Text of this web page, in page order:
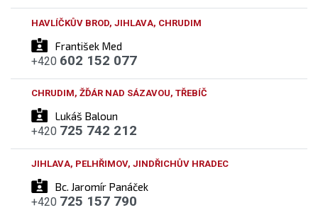
František Med
HAVLÍČKŮV BROD, JIHLAVA, CHRUDIM
+420 602 152 077
Lukáš Baloun
CHRUDIM, ŽĎÁR NAD SÁZAVOU, TŘEBÍČ
+420 725 742 212
Bc. Jaromír Panáček
JIHLAVA, PELHŘIMOV, JINDŘICHŮV HRADEC
+420 725 157 790